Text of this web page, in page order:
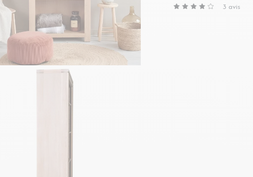
blanchi pour3 avis